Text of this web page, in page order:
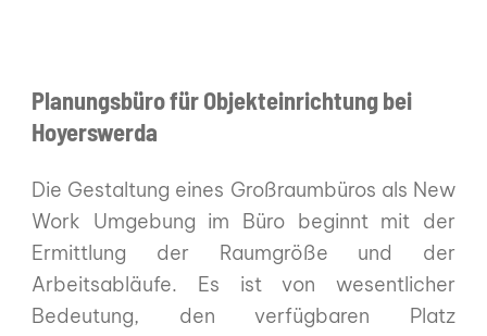
Planungsbüro für Objekteinrichtung bei
Hoyerswerda
Die Gestaltung eines Großraumbüros als New
Work Umgebung im Büro beginnt mit der
Ermittlung der Raumgröße und der
Arbeitsabläufe. Es ist von wesentlicher
Bedeutung, den verfügbaren Platz